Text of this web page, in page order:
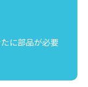
に部品が必要